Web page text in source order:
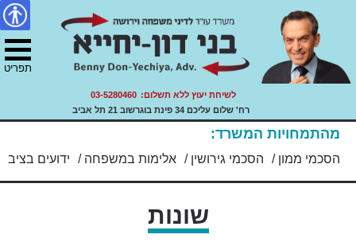
עו"ד בני דון יחייא
דיני משפחה, ירושה ועזבונות.
נגישות
content
לשיחת יעוץ ללא תשלום: 03-5280460
רח' שלום עליכם 34 פינת בוגרשוב 21 תל אביב
מהתמחויות המשרד:
הסכמי גירושין / אלימות במשפחה/ ידועים בציבור /
שונות
תפריט